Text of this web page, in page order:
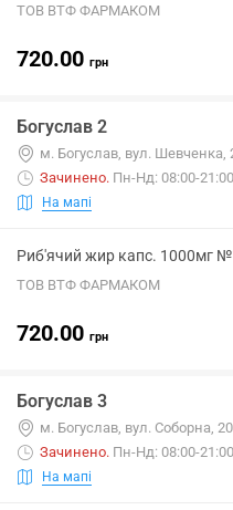
ТОВ ВТФ ФАРМАКОМ
720.00 грн
Богуслав 2
м. Богуслав, вул. Шевченка,
Зачинено. Пн-Нд: 08:00-21:00
На мапі
Риб'ячий жир капс. 1000мг
ТОВ ВТФ ФАРМАКОМ
720.00 грн
Богуслав 3
м. Богуслав, вул. Соборна,
Зачинено. Пн-Нд: 08:00-21:00
На мапі